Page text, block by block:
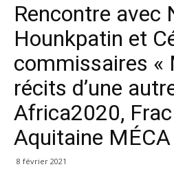
Rencontre avec
Hounkpatin et
commissaires «
récits d’une
Africa2020,
Aquitaine MÉCA
8 février 2021